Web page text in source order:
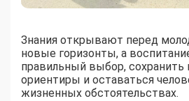
Знания открывают перед
новые горизонты, а
правильный выбор,
ориентиры и оставаться
жизненных обстоятельствах.